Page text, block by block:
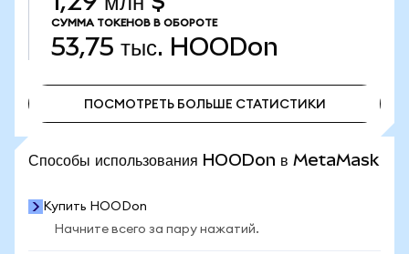
СУММА ТОКЕНОВ В ОБОРОТЕ
53,75 тыс. HOODon
ПОСМОТРЕТЬ БОЛЬШЕ СТАТИСТИКИ
Способы использования HOODon в MetaMask
Купить HOODon
Начните всего за пару нажатий.